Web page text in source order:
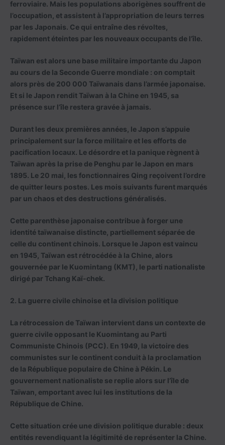
ferroviaire. Mais les populations aborigènes souffrent de
l’occupation, et assistent à l’appropriation de leurs terres
par les Japonais. Ce qui entraîne des révoltes,
rapidement éteintes par les nouveaux occupants de l’île.
Taïwan est alors une base militaire importante du Japon
au cours de la Seconde Guerre mondiale : on comptait
alors près de 200 000 Taïwanais dans l’armée japonaise.
Et si le Japon rendit Taïwan à la Chine en 1945, sa
présence sur l’île restera gravée à jamais.
Durant les deux premières années, le Japon s’appuie
principalement sur la force militaire et les efforts de
pacification locaux. Le désordre et la panique règnent à
Taïwan après la prise de Penghu par le Japon en mars
1895. Le 20 mai, les fonctionnaires Qing reçoivent l’ordre
de quitter leurs postes. Les mois suivants furent marqués
par un chaos et des destructions généralisés.
Cette parenthèse japonaise contribue à forger une
identité taïwanaise distincte, partiellement séparée de
celle du continent chinois. Lorsque le Japon est vaincu
en 1945, Taïwan est rétrocédée à la Chine, alors
gouvernée par le Kuomintang (KMT), le parti nationaliste
dirigé par Tchang Kaï-chek.
2. La guerre civile chinoise et la division politique
La rétrocession de Taïwan intervient dans un contexte de
guerre civile opposant le Kuomintang au Parti
Communiste Chinois (PCC). En 1949, la victoire des
communistes sur le continent conduit à la proclamation
de la République populaire de Chine à Pékin. Le
gouvernement nationaliste se replie alors sur l’île de
Taïwan, emportant avec lui les institutions de la
République de Chine.
Cette situation crée une division politique durable : deux
entités revendiquant la légitimité de représenter la Chine.